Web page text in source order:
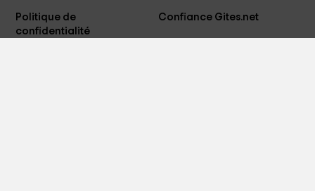
Politique de
confidentialité
Confiance Gites.net